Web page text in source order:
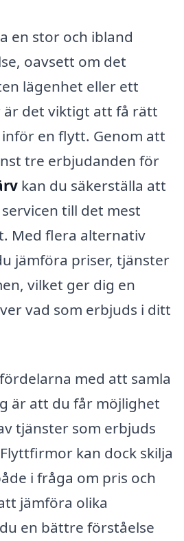
en stor och ibland
oavsett om det
lägenhet eller ett
det viktigt att få rätt
en flytt. Genom att
tre erbjudanden för
kan du säkerställa att
till det mest
Med flera alternativ
jämföra priser, tjänster
vilket ger dig en
vad som erbjuds i ditt
med att samla
är att du får möjlighet
tjänster som erbjuds
kan dock skilja
i fråga om pris och
jämföra olika
en bättre förståelse